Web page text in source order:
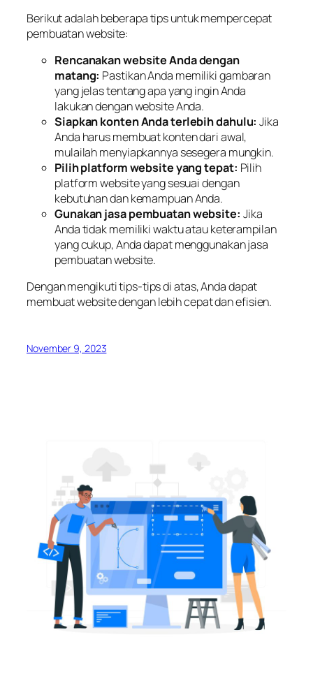
Berikut adalah beberapa tips untuk mempercepat
pembuatan website:
Rencanakan website Anda dengan
matang: Pastikan Anda memiliki gambaran
yang jelas tentang apa yang ingin Anda
lakukan dengan website Anda.
Siapkan konten Anda terlebih dahulu: Jika
Anda harus membuat konten dari awal,
mulailah menyiapkannya sesegera mungkin.
Pilih platform website yang tepat: Pilih
platform website yang sesuai dengan
kebutuhan dan kemampuan Anda.
Gunakan jasa pembuatan website: Jika
Anda tidak memiliki waktu atau keterampilan
yang cukup, Anda dapat menggunakan jasa
pembuatan website.
Dengan mengikuti tips-tips di atas, Anda dapat
membuat website dengan lebih cepat dan efisien.
November 9, 2023